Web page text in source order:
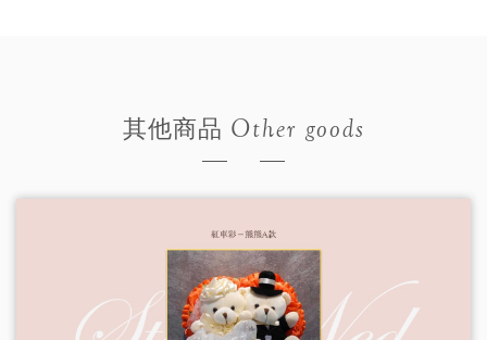
其他商品 Other goods